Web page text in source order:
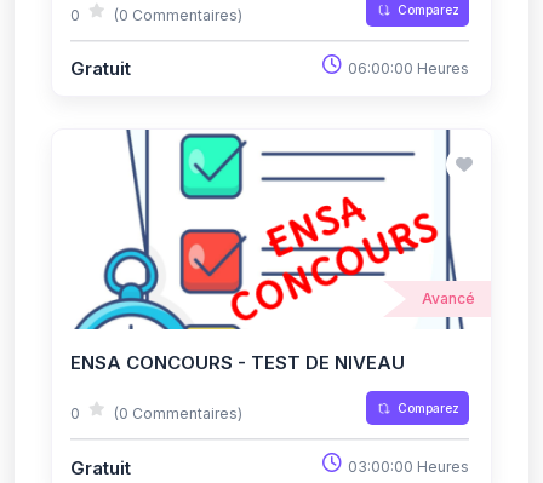
0 (0 Commentaires) Comparez
Gratuit 06:00:00 Heures
Avancé
ENSA CONCOURS - TEST DE NIVEAU
0 (0 Commentaires) Comparez
Gratuit 03:00:00 Heures